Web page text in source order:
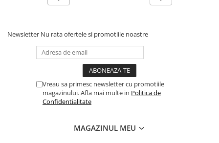
Newsletter Nu rata ofertele si promotiile noastre
Vreau sa primesc newsletter cu promotiile
magazinului. Afla mai multe in Politica de
Confidentialitate
MAGAZINUL MEU